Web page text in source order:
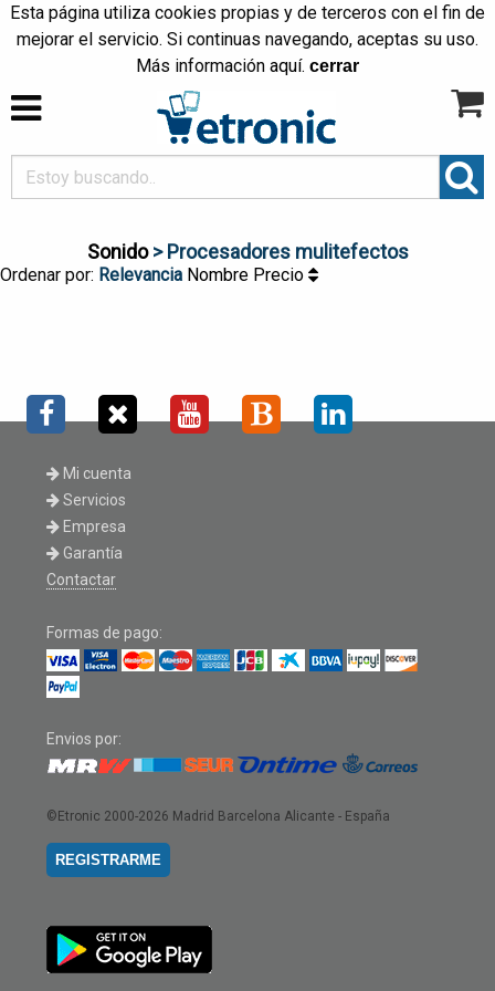
Esta página utiliza cookies propias y de terceros con el fin de
mejorar el servicio. Si continuas navegando, aceptas su uso.
Más información aquí. cerrar
Sonido> Procesadores mulitefectos
Ordenar por: Relevancia Nombre Precio
Mi cuenta
Servicios
Empresa
Garantía
Contactar
Formas de pago:
Envios por:
©Etronic 2000-2026 Madrid Barcelona Alicante - España
REGISTRARME